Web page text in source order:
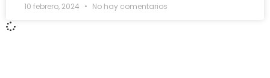
10 febrero, 2024 No hay comentarios